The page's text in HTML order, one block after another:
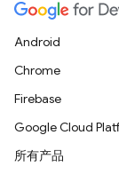
Android
Chrome
Firebase
Google Cloud
所有产品